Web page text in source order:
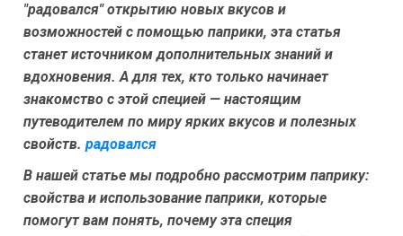
"радовался" открытию новых вкусов и
возможностей с помощью паприки, эта статья
станет источником дополнительных знаний и
вдохновения. А для тех, кто только начинает
знакомство с этой специей — настоящим
путеводителем по миру ярких вкусов и полезных
свойств. радовался
В нашей статье мы подробно рассмотрим паприку:
свойства и использование паприки, которые
помогут вам понять, почему эта специя